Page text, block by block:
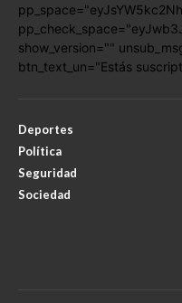
show_version=""
btn_text_un="Estás
Deportes
Política
Seguridad
Sociedad